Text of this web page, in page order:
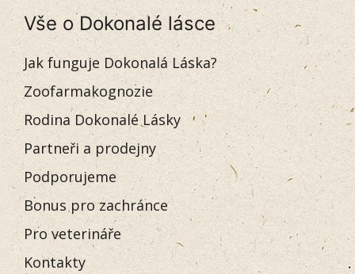
Vše o Dokonalé lásce
Jak funguje Dokonalá Láska?
Zoofarmakognozie
Rodina Dokonalé Lásky
Partneři a prodejny
Podporujeme
Bonus pro zachránce
Pro veterináře
Kontakty